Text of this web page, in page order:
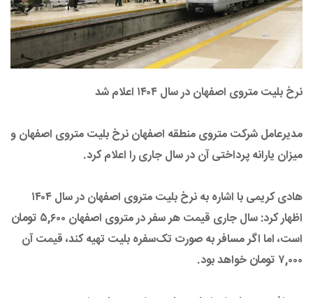
نرخ بلیت متروی اصفهان در سال ۱۴۰۴ اعلام شد
مدیرعامل شرکت متروی منطقه اصفهان نرخ بلیت متروی اصفهان و
میزان یارانه پرداختی آن در سال جاری را اعلام کرد.
هادی کریمی با اشاره به نرخ بلیت متروی اصفهان در سال ۱۴۰۴
اظهار کرد: سال جاری قیمت هر سفر در متروی اصفهان ۵,۶۰۰ تومان
است، اما اگر مسافر به صورت تک‌سفره بلیت تهیه کند، قیمت آن
۷,۰۰۰ تومان خواهد بود.